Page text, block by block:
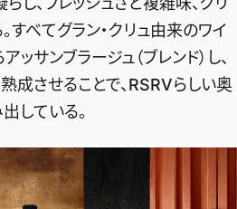
すべてグラン・クリュ由来のワイ
サンブラージュ（ブレンド）し、
成させることで、RSRVらしい奥
している。